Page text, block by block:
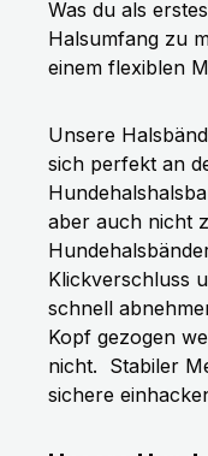
Was du als
Halsumfang zu
einem flexiblen
Unsere
sich perfekt an
aber auch nicht
Klickverschluss
schnell
Kopf gezogen
nicht. Stabiler
sichere